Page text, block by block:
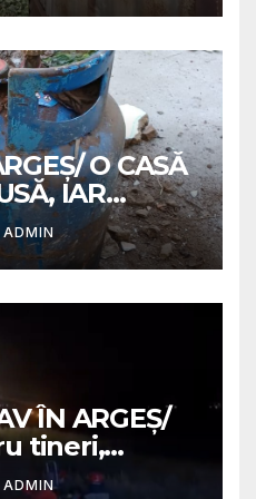
O CASĂ
IAR
A SUFERIT
ADMIN
ÎN ARGEȘ/
tineri,
câmp la
ADMIN